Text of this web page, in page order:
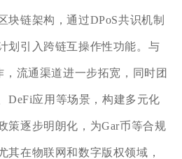
块链架构，通过DPoS共识机制
划引入跨链互操作性功能。与
流通渠道进一步拓宽，同时团
DeFi应用等场景，构建多元化
策逐步明朗化，为Gar币等合规
其在物联网和数字版权领域，